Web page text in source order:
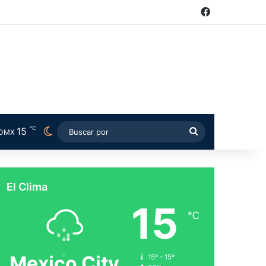
Facebook
15 ℃ Switch skin
Buscar
por
El Clima
15 ℃
15º - 15º